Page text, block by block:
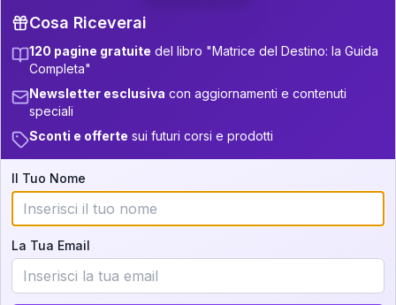
Iscriviti alla newsletter per ricevere
aggiornamenti quando sarà disponibile.
Cosa scoprirete nella vostra
interpretazione:
💕 Come rafforzare la vostra unione
Cosa Riceverai
120 pagine gratuite del libro "Matrice del Destino: la Guida
Completa"
Newsletter esclusiva con aggiornamenti e contenuti
speciali
Sconti e offerte sui futuri corsi e prodotti
Il Tuo Nome
La Tua Email